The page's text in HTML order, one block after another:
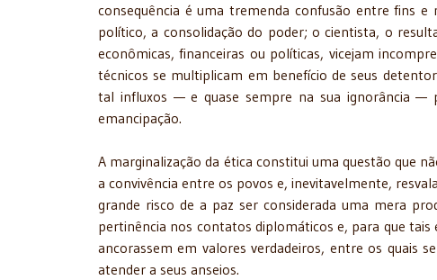
consequência é uma tremenda confusão entre fins
político, a consolidação do poder; o cientista, o
econômicas, financeiras ou políticas, vicejam
técnicos se multiplicam em benefício de seus
tal influxos — e quase sempre na sua ignorância —
emancipação.
A marginalização da ética constitui uma questão que
a convivência entre os povos e, inevitavelmente,
grande risco de a paz ser considerada uma mera
pertinência nos contatos diplomáticos e, para que
ancorassem em valores verdadeiros, entre os quais
atender a seus anseios.